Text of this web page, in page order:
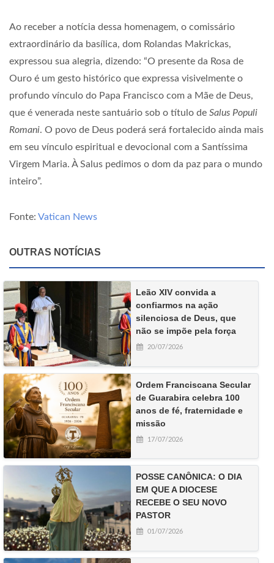
Ao receber a notícia dessa homenagem, o comissário
extraordinário da basílica, dom Rolandas Makrickas,
expressou sua alegria, dizendo: “O presente da Rosa de
Ouro é um gesto histórico que expressa visivelmente o
profundo vínculo do Papa Francisco com a Mãe de Deus,
que é venerada neste santuário sob o título de Salus Populi
Romani. O povo de Deus poderá será fortalecido ainda mais
em seu vínculo espiritual e devocional com a Santíssima
Virgem Maria. À Salus pedimos o dom da paz para o mundo
inteiro”.
Fonte: Vatican News
OUTRAS NOTÍCIAS
Leão XIV convida a
confiarmos na ação
silenciosa de Deus, que
não se impõe pela força
20/07/2026
Ordem Franciscana Secular
de Guarabira celebra 100
anos de fé, fraternidade e
missão
17/07/2026
POSSE CANÔNICA: O DIA
EM QUE A DIOCESE
RECEBE O SEU NOVO
PASTOR
01/07/2026